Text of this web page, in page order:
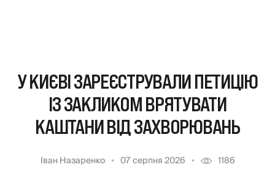
У КИЄВІ ЗАРЕЄСТРУВАЛИ ПЕТИЦІЮ
ІЗ ЗАКЛИКОМ ВРЯТУВАТИ
КАШТАНИ ВІД ЗАХВОРЮВАНЬ
Іван Назаренко 07 серпня 2026 1186